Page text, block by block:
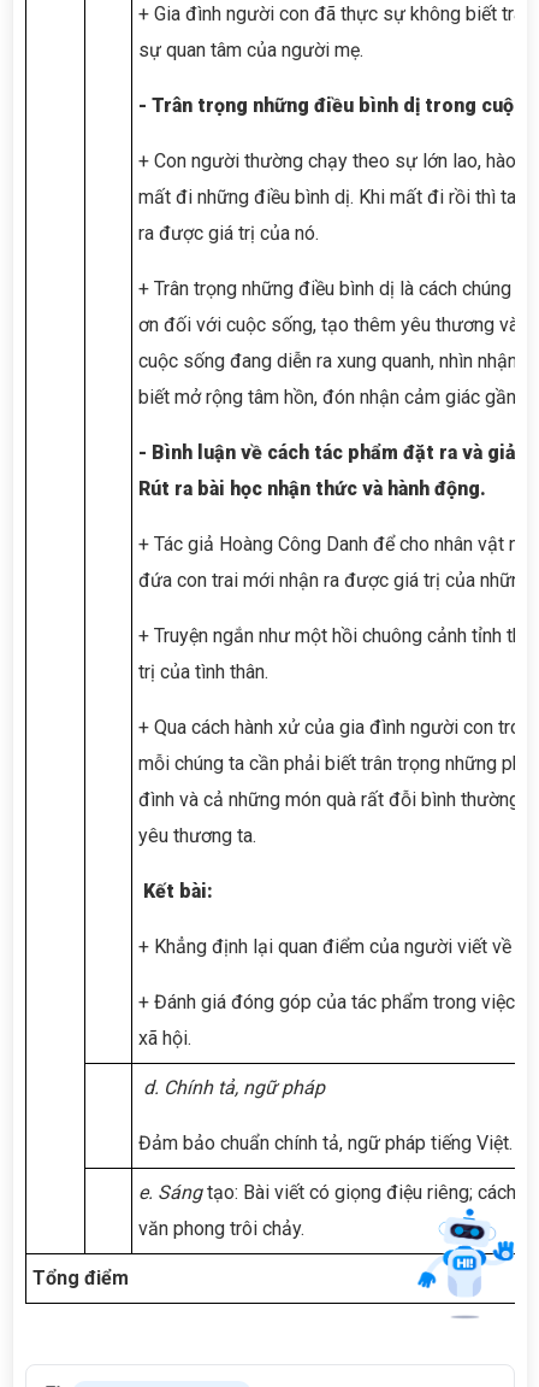
+ Gia đình người con đã thực sự không biết trân
sự quan tâm của người mẹ.
- Trân trọng những điều bình dị trong cuộc
+ Con người thường chạy theo sự lớn lao, hào
mất đi những điều bình dị. Khi mất đi rồi thì ta
ra được giá trị của nó.
+ Trân trọng những điều bình dị là cách chúng
ơn đối với cuộc sống, tạo thêm yêu thương và
cuộc sống đang diễn ra xung quanh, nhìn nhận
biết mở rộng tâm hồn, đón nhận cảm giác gần
- Bình luận về cách tác phẩm đặt ra và giải
Rút ra bài học nhận thức và hành động.
+ Tác giả Hoàng Công Danh để cho nhân vật
đứa con trai mới nhận ra được giá trị của những
+ Truyện ngắn như một hồi chuông cảnh tỉnh thế
trị của tình thân.
+ Qua cách hành xử của gia đình người con
mỗi chúng ta cần phải biết trân trọng những
đình và cả những món quà rất đỗi bình thường
yêu thương ta.
Kết bài:
+ Khẳng định lại quan điểm của người viết về
+ Đánh giá đóng góp của tác phẩm trong việc
xã hội.
d. Chính tả, ngữ pháp
Đảm bảo chuẩn chính tả, ngữ pháp tiếng Việt.
e. Sángtạo: Bài viết có giọng điệu riêng; cách
văn phong trôi chảy.
Tổng điểm
Xin chào! Tôi là trợ lý ảo, sẵn sàng hỗ trợ bạn
khóa mà bạn quan tâm, tôi sẽ giúp bạn ngay